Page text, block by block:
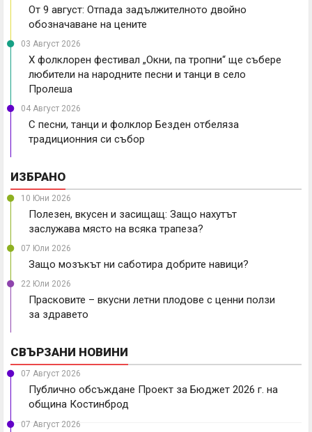
От 9 август: Отпада задължителното двойно
обозначаване на цените
03 Август 2026
X фолклорен фестивал „Окни, па тропни“ ще събере
любители на народните песни и танци в село
Пролеша
04 Август 2026
С песни, танци и фолклор Безден отбеляза
традиционния си събор
ИЗБРАНО
10 Юни 2026
Полезен, вкусен и засищащ: Защо нахутът
заслужава място на всяка трапеза?
07 Юли 2026
Защо мозъкът ни саботира добрите навици?
22 Юли 2026
Прасковите – вкусни летни плодове с ценни ползи
за здравето
СВЪРЗАНИ НОВИНИ
07 Август 2026
Публично обсъждане Проект за Бюджет 2026 г. на
община Костинброд
07 Август 2026